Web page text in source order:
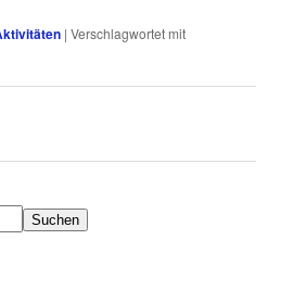
|Verschlagwortet mit
Suchen